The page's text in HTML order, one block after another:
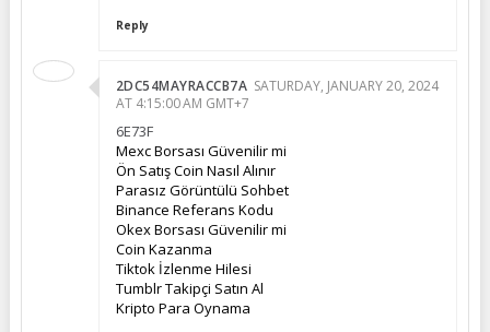
Reply
2DC54MAYRACCB7A SATURDAY, JANUARY 20, 2024
AT 4:15:00 AM GMT+7
6E73F
Mexc Borsası Güvenilir mi
Ön Satış Coin Nasıl Alınır
Parasız Görüntülü Sohbet
Binance Referans Kodu
Okex Borsası Güvenilir mi
Coin Kazanma
Tiktok İzlenme Hilesi
Tumblr Takipçi Satın Al
Kripto Para Oynama